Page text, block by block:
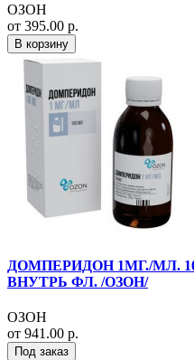
ОЗОН
от 395.00 р.
В корзину
ДОМПЕРИДОН 1МГ./МЛ.
ВНУТРЬ ФЛ. /ОЗОН/
ОЗОН
от 941.00 р.
Под заказ